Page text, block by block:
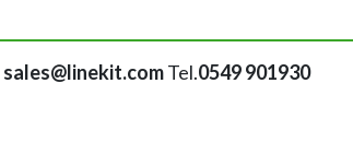
sales@linekit.comTel.0549 901930